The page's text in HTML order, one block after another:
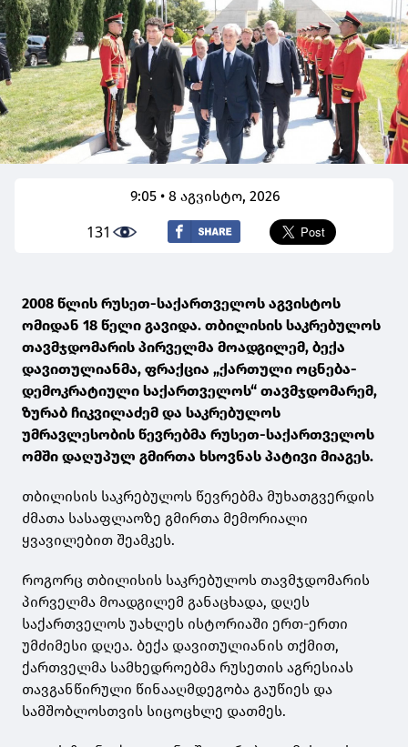
9:05 • 8 აგვისტო, 2026
131
2008 წლის რუსეთ-საქართველოს აგვისტოს
ომიდან 18 წელი გავიდა. თბილისის საკრებულოს
თავმჯდომარის პირველმა მოადგილემ, ბექა
დავითულიანმა, ფრაქცია „ქართული ოცნება-
დემოკრატიული საქართველოს“ თავმჯდომარემ,
ზურაბ ჩიკვილაძემ და საკრებულოს
უმრავლესობის წევრებმა რუსეთ-საქართველოს
ომში დაღუპულ გმირთა ხსოვნას პატივი მიაგეს.
თბილისის საკრებულოს წევრებმა მუხათგვერდის
ძმათა სასაფლაოზე გმირთა მემორიალი
ყვავილებით შეამკეს.
როგორც თბილისის საკრებულოს თავმჯდომარის
პირველმა მოადგილემ განაცხადა, დღეს
საქართველოს უახლეს ისტორიაში ერთ-ერთი
უმძიმესი დღეა. ბექა დავითულიანის თქმით,
ქართველმა სამხედროებმა რუსეთის აგრესიას
თავგანწირული წინააღმდეგობა გაუწიეს და
სამშობლოსთვის სიცოცხლე დათმეს.